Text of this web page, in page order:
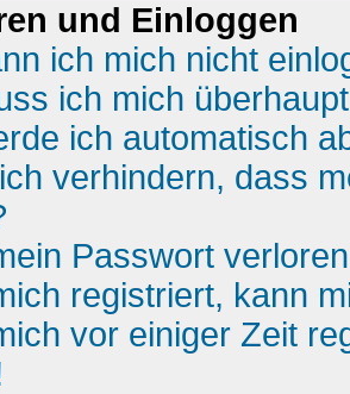
und Einloggen
ich mich nicht
ich mich
ich automatisch
verhindern, dass
Passwort
registriert, kann
vor einiger Zeit